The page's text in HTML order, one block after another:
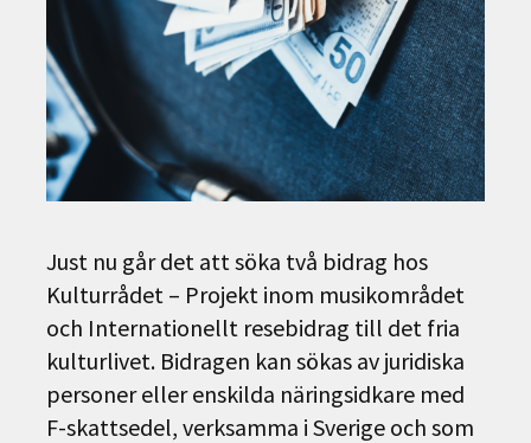
Just nu går det att söka två bidrag hos
Kulturrådet – Projekt inom musikområdet
och Internationellt resebidrag till det fria
kulturlivet. Bidragen kan sökas av juridiska
personer eller enskilda näringsidkare med
F-skattsedel, verksamma i Sverige och som